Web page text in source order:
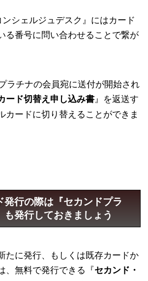
シェルジュデスク』にはカード
る番号に問い合わせることで繋が
ラチナの会員宛に送付が開始され
ード切替え申し込み書』を返送す
カードに切り替えることができま
発行の際は『セカンドプラ
も発行しておきましょう
たに発行、もしくは既存カードか
、無料で発行できる『セカンド・